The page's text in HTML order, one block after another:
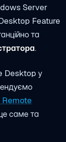
Server
Feature
та
.
Desktop у
Remote
саме та